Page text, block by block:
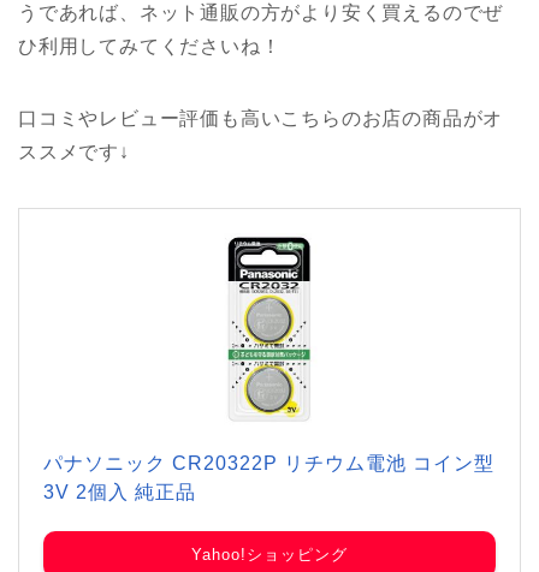
うであれば、ネット通販の方がより安く買えるのでぜ
ひ利用してみてくださいね！
口コミやレビュー評価も高いこちらのお店の商品がオ
ススメです↓
パナソニック CR20322P リチウム電池 コイン型
3V 2個入 純正品
Yahoo!ショッピング